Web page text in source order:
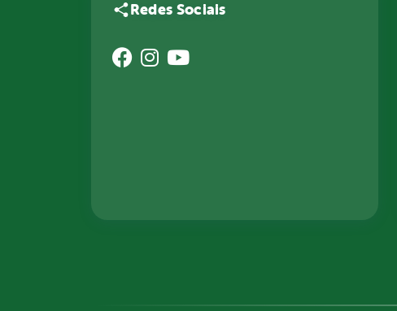
Redes Sociais